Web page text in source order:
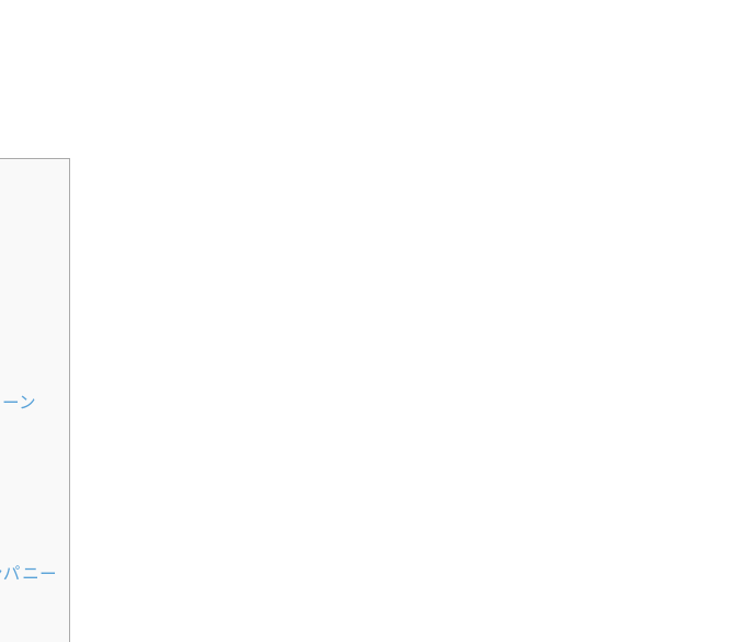
ン
ニー